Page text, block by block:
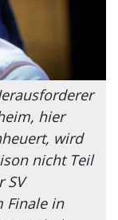
hier
wird
nicht Teil
SV
Finale in